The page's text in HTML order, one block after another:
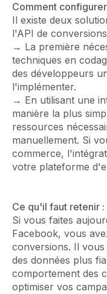
Comment configurer
Il existe deux
l'API de
→ La première
techniques en
des développeurs
l'implémenter.
→ En utilisant une
manière la plus
ressources
manuellement. Si
commerce,
votre plateforme
Ce qu'il faut retenir :
Si vous faites
Facebook, vous
conversions. Il
des données plus
comportement des
optimiser vos